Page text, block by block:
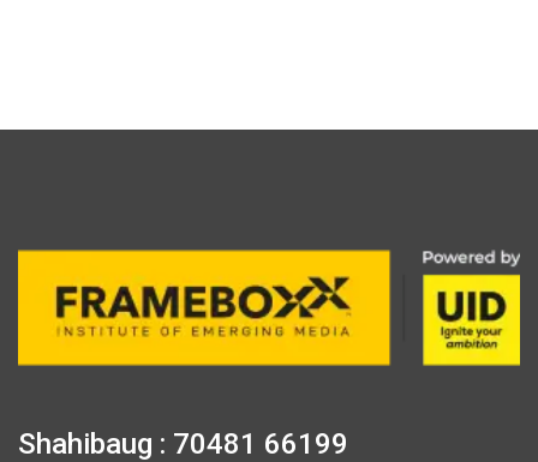
Shahibaug : 70481 66199